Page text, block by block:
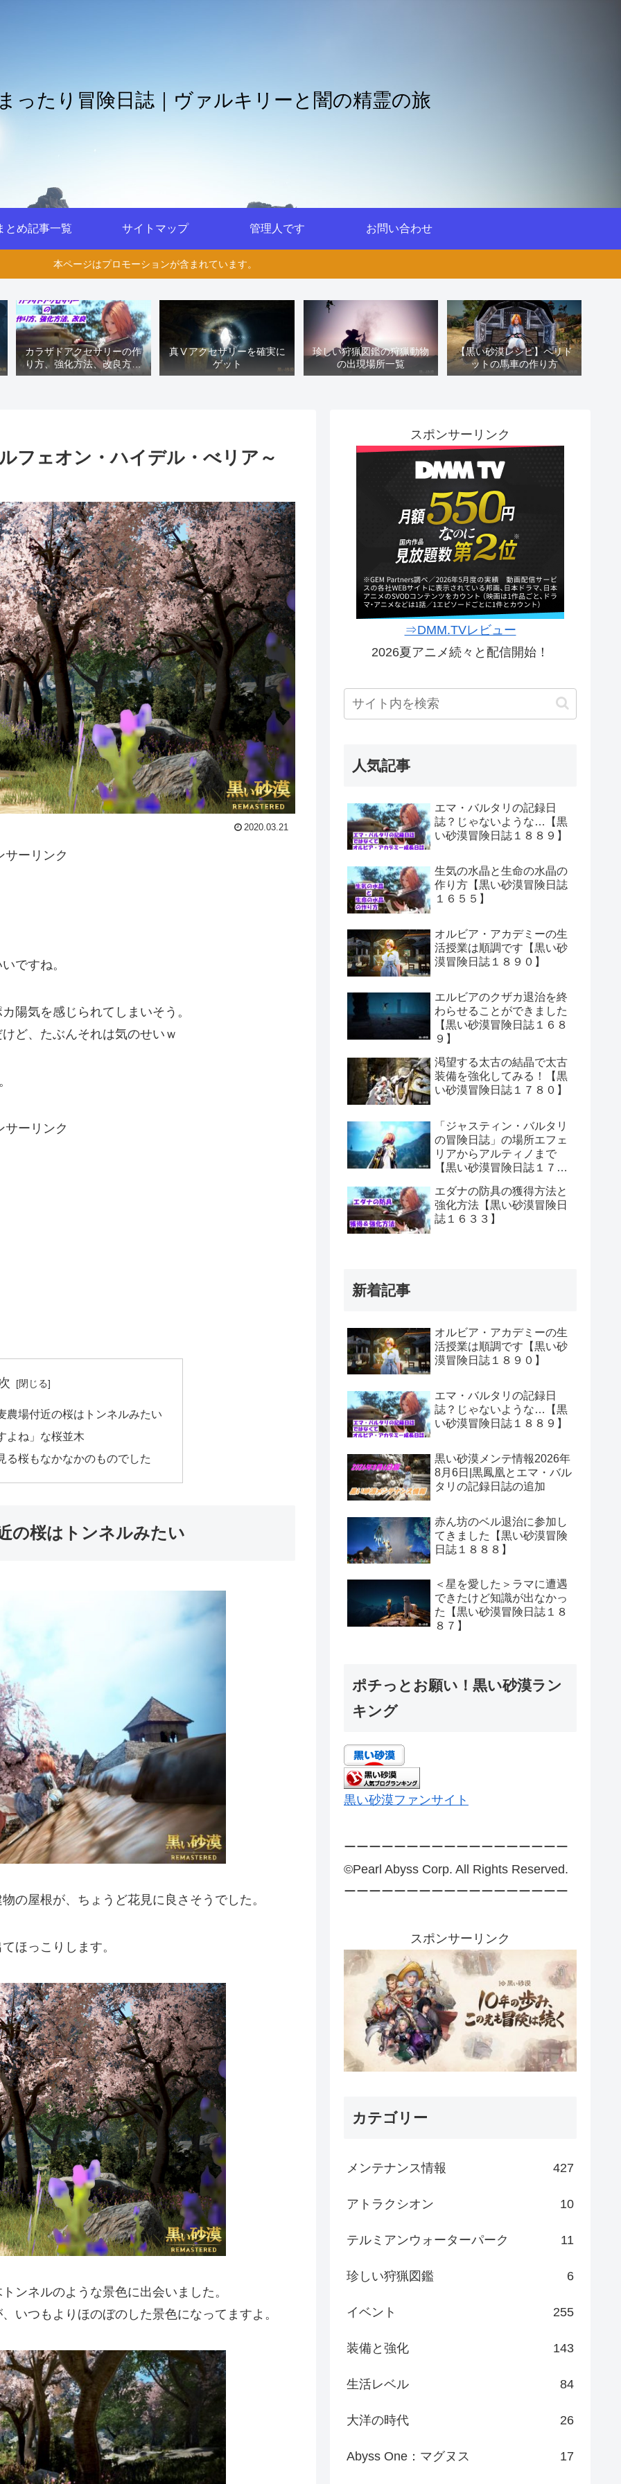
ったり冒険日誌｜ヴァルキリーと闇の精霊の旅
とめ記事一覧 サイトマップ 管理人です お問い合わせ
本ページはプロモーションが含まれています。
カラザドアクセサリーの作
り方、強化方法、改良方法
などまとめ【黒い砂漠冒険
真Ⅴアクセサリーを確実に
ゲット
珍しい狩猟図鑑の狩猟動物
の出現場所一覧
【黒い砂漠レシピ】ペリド
ットの馬車の作り方
フェオン・ハイデル・べリア～
2020.03.21
サーリンク
ですね。
陽気を感じられてしまいそう。
ど、たぶんそれは気のせいｗ
サーリンク
農場付近の桜はトンネルみたい
よね」な桜並木
る桜もなかなかのものでした
の桜はトンネルみたい
の屋根が、ちょうど花見に良さそうでした。
ほっこりします。
ンネルのような景色に出会いました。
いつもよりほのぼのした景色になってますよ。
スポンサーリンク
⇒DMM.TVレビュー
2026夏アニメ続々と配信開始！
人気記事
エマ・バルタリの記録日
誌？じゃないような…【黒
い砂漠冒険日誌１８８９】
生気の水晶と生命の水晶の
作り方【黒い砂漠冒険日誌
１６５５】
オルビア・アカデミーの生
活授業は順調です【黒い砂
漠冒険日誌１８９０】
エルビアのクザカ退治を終
わらせることができました
【黒い砂漠冒険日誌１６８
９】
渇望する太古の結晶で太古
装備を強化してみる！【黒
い砂漠冒険日誌１７８０】
「ジャスティン・バルタリ
の冒険日誌」の場所エフェ
リアからアルティノまで
【黒い砂漠冒険日誌１７０
エダナの防具の獲得方法と
強化方法【黒い砂漠冒険日
誌１６３３】
新着記事
オルビア・アカデミーの生
活授業は順調です【黒い砂
漠冒険日誌１８９０】
エマ・バルタリの記録日
誌？じゃないような…【黒
い砂漠冒険日誌１８８９】
黒い砂漠メンテ情報2026年
8月6日|黒鳳凰とエマ・バル
タリの記録日誌の追加
赤ん坊のベル退治に参加し
てきました【黒い砂漠冒険
日誌１８８８】
＜星を愛した＞ラマに遭遇
できたけど知識が出なかっ
た【黒い砂漠冒険日誌１８
８７】
ポチっとお願い！黒い砂漠ラン
キング
黒い砂漠ファンサイト
ーーーーーーーーーーーーーーーーーー
©Pearl Abyss Corp. All Rights Reserved.
ーーーーーーーーーーーーーーーーーー
スポンサーリンク
カテゴリー
メンテナンス情報 427
アトラクシオン 10
テルミアンウォーターパーク 11
珍しい狩猟図鑑 6
イベント 255
装備と強化 143
生活レベル 84
大洋の時代 26
Abyss One：マグヌス 17